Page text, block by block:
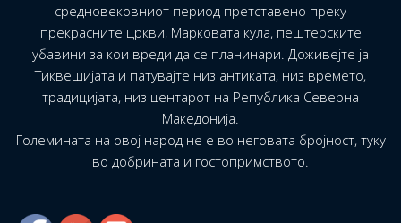
средновековниот период претставено преку
прекрасните цркви, Марковата кула, пештерските
убавини за кои вреди да се планинари. Доживејте ја
Тиквешијата и патувајте низ антиката, низ времето,
традицијата, низ центарот на Република Северна
Македонија.
Големината на овој народ не е во неговата бројност, туку
во добрината и гостопримството.